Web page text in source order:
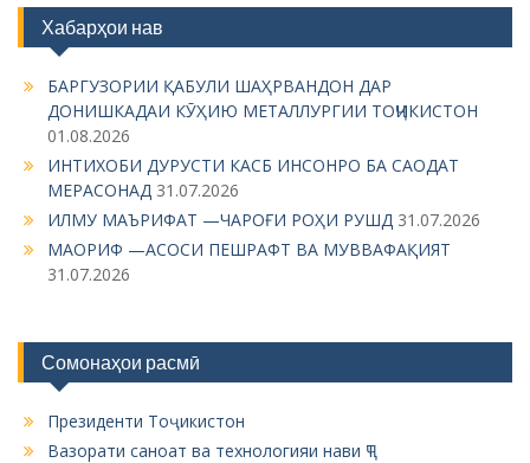
Хабарҳои нав
БАРГУЗОРИИ ҚАБУЛИ ШАҲРВАНДОН ДАР
ДОНИШКАДАИ КӮҲИЮ МЕТАЛЛУРГИИ ТОҶИКИСТОН
01.08.2026
ИНТИХОБИ ДУРУСТИ КАСБ ИНСОНРО БА САОДАТ
МЕРАСОНАД 31.07.2026
ИЛМУ МАЪРИФАТ —ЧАРОҒИ РОҲИ РУШД 31.07.2026
МАОРИФ —АСОСИ ПЕШРАФТ ВА МУВВАФАҚИЯТ
31.07.2026
Сомонаҳои расмӣ
Президенти Тоҷикистон
Вазорати саноат ва технологияи нави ҶТ